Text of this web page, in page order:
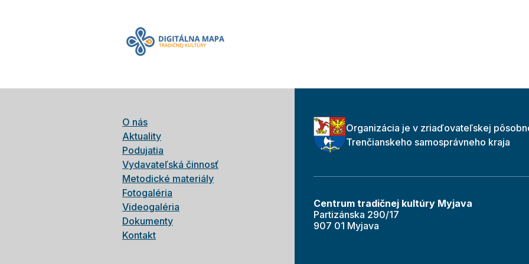
O nás
Aktuality
Podujatia
Vydavateľská činnosť
Metodické materiály
Fotogaléria
Videogaléria
Dokumenty
Kontakt
Organizácia je v zriaďovateľskej
Trenčianskeho samosprávneho kraja
Centrum tradičnej kultúry Myjava
Partizánska 290/17
907 01 Myjava